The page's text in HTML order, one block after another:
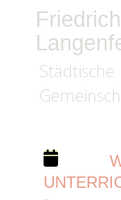
Städtische